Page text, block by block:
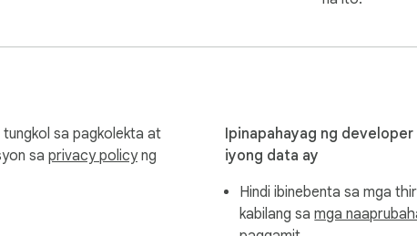
sa pagkolekta at
sa privacy policyng
Ipinapahayag ng developer
iyong data ay
Hindi ibinebenta sa mga
kabilang samga